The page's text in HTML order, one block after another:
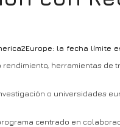
la fecha límite
herramientas
o universidades
centrado en